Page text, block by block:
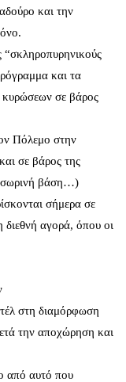
και την
“σκληροπυρηνικούς
και τα
κυρώσεων σε βάρος
Πόλεμο στην
σε βάρος της
βάση…)
σήμερα σε
αγορά, όπου οι
στη διαμόρφωση
την αποχώρηση και
από αυτό που